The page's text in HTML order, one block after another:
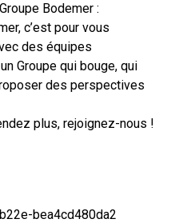
Bodemer :
c’est pour vous
des équipes
Groupe qui bouge, qui
des perspectives
plus, rejoignez-nous !
bea4cd480da2